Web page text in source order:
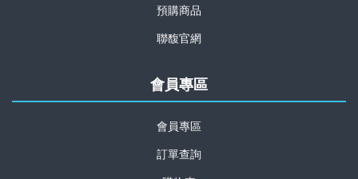
預購商品
聯馥官網
會員專區
會員專區
訂單查詢